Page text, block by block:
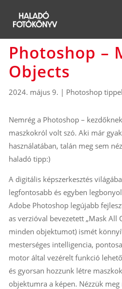
Photoshop –
Objects
2024. május 9. | Photoshop
Nemrég a Photoshop –
maszkokról volt szó. Aki már
használatában, talán meg sem
haladó tipp:)
A digitális képszerkesztés
legfontosabb és egyben
Adobe Photoshop legújabb
as verzióval bevezetett „Mask All
minden objektumot) ismét
mesterséges intelligencia,
motor által vezérelt funkció
és gyorsan hozzunk létre
objektumra a képen. Nézzük meg